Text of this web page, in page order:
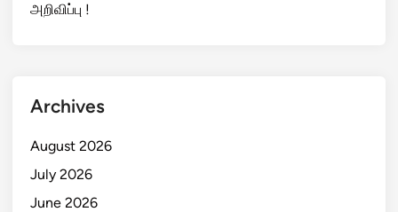
அறிவிப்பு !
Archives
August 2026
July 2026
June 2026